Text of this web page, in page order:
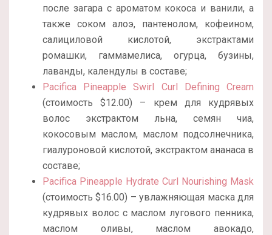
после загара с ароматом кокоса и ванили, а
также соком алоэ, пантенолом, кофеином,
салициловой кислотой, экстрактами
ромашки, гаммамелиса, огурца, бузины,
лаванды, календулы в составе;
Pacifica Pineapple Swirl Curl Defining Cream
(стоимость $12.00) – крем для кудрявых
волос экстрактом льна, семян чиа,
кокосовым маслом, маслом подсолнечника,
гиалуроновой кислотой, экстрактом ананаса в
составе;
Pacifica Pineapple Hydrate Curl Nourishing Mask
(стоимость $16.00) – увлажняющая маска для
кудрявых волос с маслом лугового пенника,
маслом оливы, маслом авокадо,